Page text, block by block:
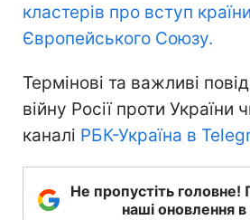
кластерів про вступ
Європейського Союзу.
Термінові та важливі
війну Росії проти України
каналі РБК-Україна в
Не пропустіть головне!
наші оновлення